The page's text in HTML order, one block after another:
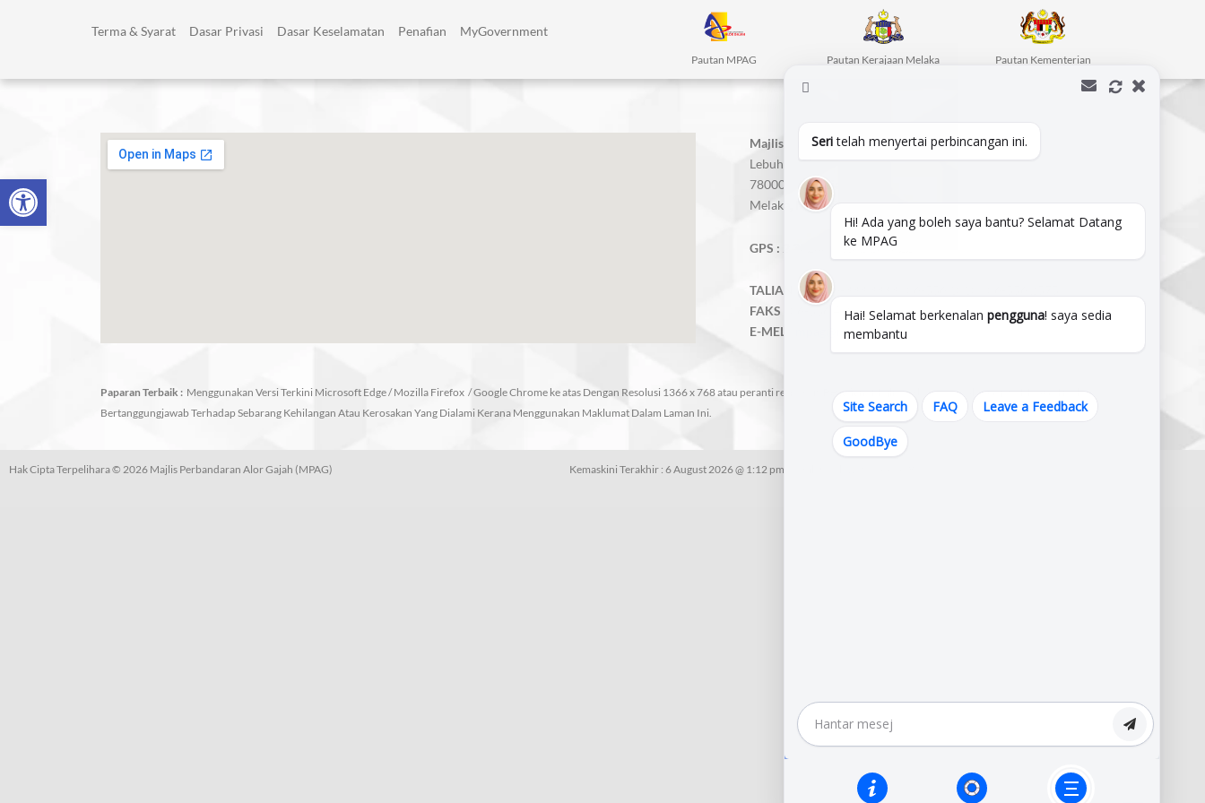
Open toolbar
Terma & Syarat Dasar Privasi Dasar Keselamatan Penafian MyGovernment
Pautan MPAG Pautan Kerajaan Melaka Pautan Kementerian
Majlis Perbandaran Alor Gajah (MPAG),
Lebuh AMJ,
78000 Alor Gajah,
Melaka, Malaysia.
GPS : 2.3820644,102.209822
TALIAN AM :06-333 3333 | 06-556 1010 | 06-556 2575
FAKS :
06-556 4909
E-MEL :
mpag@mpag.gov.my
Paparan Terbaik : Menggunakan Versi Terkini Microsoft Edge / Mozilla Firefox / Google Chrome ke atas Dengan Resolusi 1366 x 768 atau peranti responsif. Penafian :
Majlis Perbandaran Alor Gajah (MPAG) Tidak
Bertanggungjawab Terhadap Sebarang Kehilangan Atau Kerosakan Yang Dialami Kerana Menggunakan Maklumat Dalam Laman Ini.
Hak Cipta Terpelihara © 2026 Majlis Perbandaran Alor Gajah (MPAG) Kemaskini Terakhir : 6 August 2026 @ 1:12 pm | Jumlah Pelawat :
Seritelah menyertai perbincangan ini.
Hi! Ada yang boleh saya bantu? Selamat Datang
ke MPAG
Hai! Selamat berkenalan pengguna! saya sedia
membantu
Site Search FAQ Leave a Feedback
GoodBye